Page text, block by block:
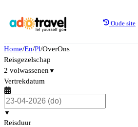
Oude site
Home/En/Pl/OverOns
Reisgezelschap
2 volwassenen ▼
Vertrekdatum
▼
Reisduur